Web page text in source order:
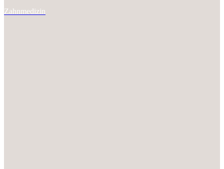
Zahnmedizin